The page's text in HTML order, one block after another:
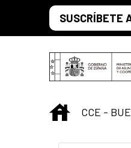
Saltar al contenido principal
SUSCRÍBETE
INICIO
CCE -